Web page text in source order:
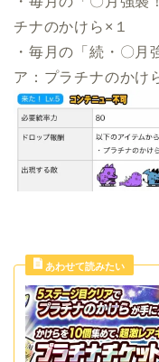
チナのかけら×１
・毎月の「続・〇月
ア：プラチナのかけ